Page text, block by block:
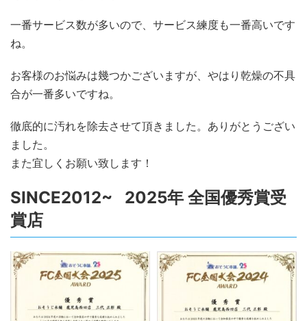
一番サービス数が多いので、サービス練度も一番高いです
ね。
お客様のお悩みは幾つかございますが、やはり乾燥の不具
合が一番多いですね。
徹底的に汚れを除去させて頂きました。ありがとうござい
ました。
また宜しくお願い致します！
SINCE2012~ 2025年 全国優秀賞受
賞店